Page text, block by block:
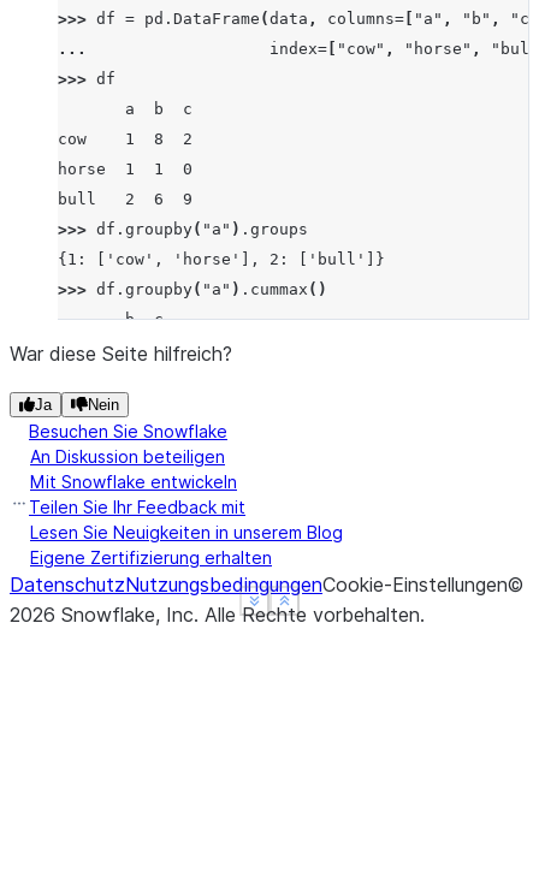
Show less
See more
>>> df = pd . DataFrame (data , columns= "a" , "b" ,
"c"
...
index= "cow" , "horse" ,
>>> df
       a  b  c
cow    1  8  2
horse  1  1  0
bull   2  6  9
>>> df . groupby( "a" ) . groups
{1: ['cow', 'horse'], 2: ['bull']}
>>> df . groupby( "a" ) . cummax ()
       b  c
cow    8  2
bull   6  9
Show less
See more
War diese Seite hilfreich?
Ja Nein
Besuchen Sie Snowflake
An Diskussion beteiligen
Mit Snowflake entwickeln
Teilen Sie Ihr Feedback mit
Lesen Sie Neuigkeiten in unserem Blog
Eigene Zertifizierung erhalten
DatenschutzNutzungsbedingungenCookie-Einstellungen©
2026 Snowflake, Inc. Alle Rechte vorbehalten.